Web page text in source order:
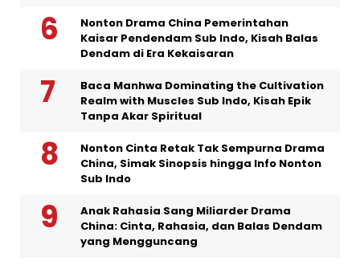
Nonton Drama China Pemerintahan
Kaisar Pendendam Sub Indo, Kisah Balas
Dendam di Era Kekaisaran
Baca Manhwa Dominating the Cultivation
Realm with Muscles Sub Indo, Kisah Epik
Tanpa Akar Spiritual
Nonton Cinta Retak Tak Sempurna Drama
China, Simak Sinopsis hingga Info Nonton
Sub Indo
Anak Rahasia Sang Miliarder Drama
China: Cinta, Rahasia, dan Balas Dendam
yang Mengguncang